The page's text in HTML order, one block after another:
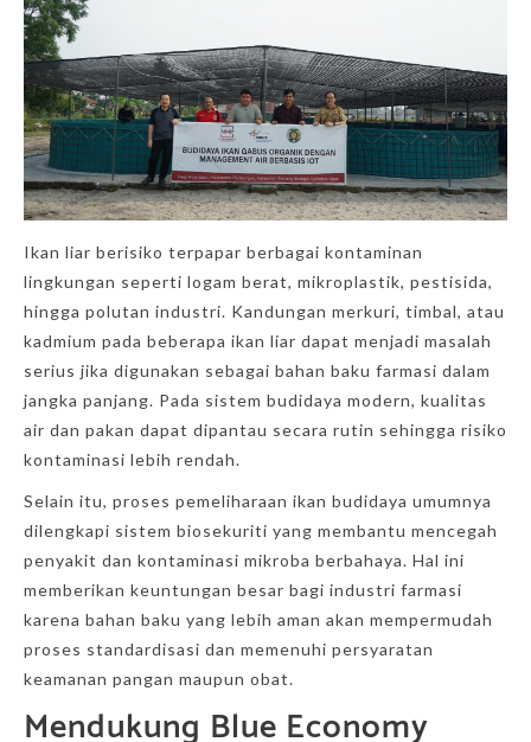
Ikan liar berisiko terpapar berbagai kontaminan
lingkungan seperti logam berat, mikroplastik, pestisida,
hingga polutan industri. Kandungan merkuri, timbal, atau
kadmium pada beberapa ikan liar dapat menjadi masalah
serius jika digunakan sebagai bahan baku farmasi dalam
jangka panjang. Pada sistem budidaya modern, kualitas
air dan pakan dapat dipantau secara rutin sehingga risiko
kontaminasi lebih rendah.
Selain itu, proses pemeliharaan ikan budidaya umumnya
dilengkapi sistem biosekuriti yang membantu mencegah
penyakit dan kontaminasi mikroba berbahaya. Hal ini
memberikan keuntungan besar bagi industri farmasi
karena bahan baku yang lebih aman akan mempermudah
proses standardisasi dan memenuhi persyaratan
keamanan pangan maupun obat.
Mendukung Blue Economy